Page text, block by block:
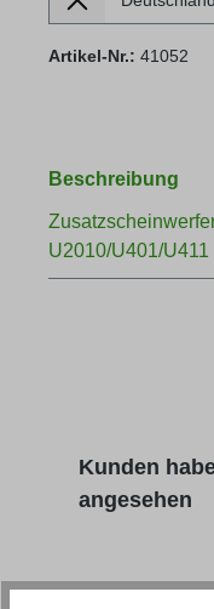
Artikel-Nr.: 41052
Beschreibung
U2010/U401/U411
Produktgalerie
Kunden
angesehen